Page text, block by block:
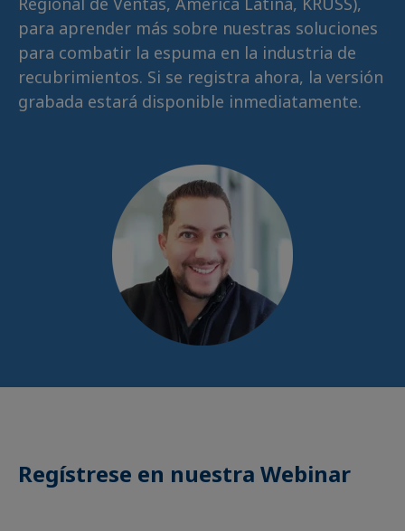
para aprender más sobre nuestras soluciones
para combatir la espuma en la industria de
recubrimientos. Si se registra ahora, la versión
grabada estará disponible inmediatamente.
Regístrese en nuestra Webinar